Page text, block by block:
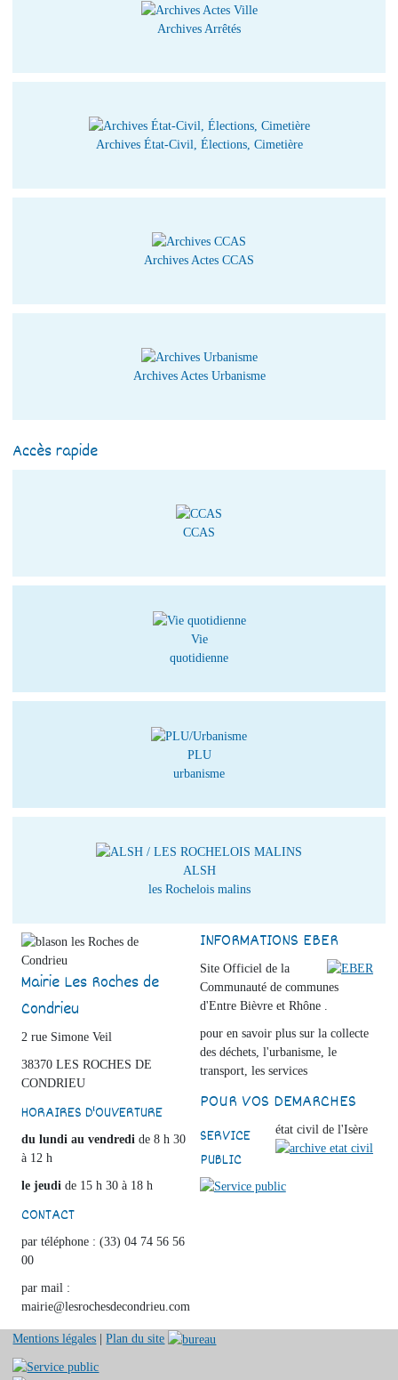
Archives Arrêtés
Archives État-Civil, Élections, Cimetière
Archives Actes CCAS
Archives Actes Urbanisme
Accès rapide
CCAS
Vie
quotidienne
PLU
urbanisme
ALSH
les Rochelois malins
Mairie Les Roches de
Condrieu
2 rue Simone Veil
38370 LES ROCHES DE
CONDRIEU
HORAIRES D'OUVERTURE
du lundi au vendredi de 8 h 30
à 12 h
le jeudi de 15 h 30 à 18 h
CONTACT
par téléphone : (33) 04 74 56 56
00
par mail :
mairie@lesrochesdecondrieu.com
INFORMATIONS EBER
Site Officiel de la
Communauté de communes
d'Entre Bièvre et Rhône .
pour en savoir plus sur la collecte
des déchets, l'urbanisme, le
transport, les services
POUR VOS DEMARCHES
état civil de l'Isère
SERVICE
PUBLIC
Mentions légales |Plan du site